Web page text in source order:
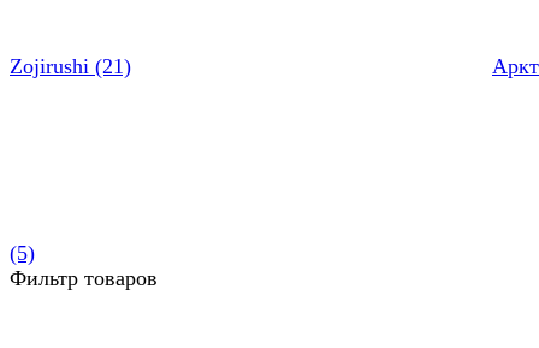
Zojirushi (21)
(5)
Фильтр товаров